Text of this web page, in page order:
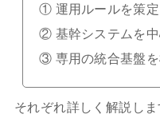
① 運用ルールを策定
② 基幹システムを
③ 専用の統合基盤を
それぞれ詳しく解説しま